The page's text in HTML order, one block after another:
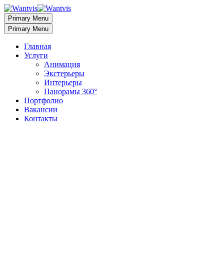
Primary Menu
Primary Menu
Главная
Услуги
Анимация
Экстерьеры
Интерьеры
Панорамы 360°
Портфолио
Вакансии
Контакты